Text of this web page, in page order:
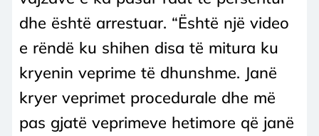
dhe është arrestuar. “Është një video
e rëndë ku shihen disa të mitura ku
kryenin veprime të dhunshme. Janë
kryer veprimet procedurale dhe më
pas gjatë veprimeve hetimore që janë